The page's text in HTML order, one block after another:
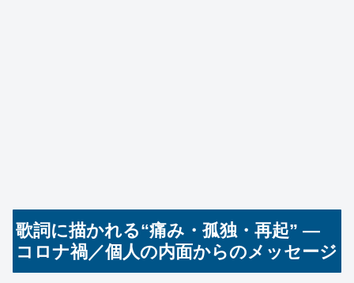
歌詞に描かれる“痛み・孤独・再起” ―
コロナ禍／個人の内面からのメッセージ